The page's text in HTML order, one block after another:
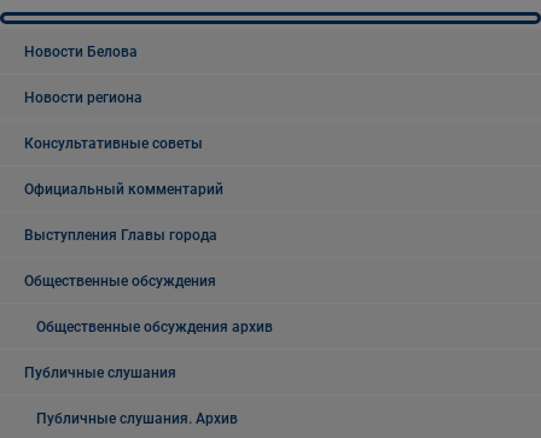
Новости Белова
Новости региона
Консультативные советы
Официальный комментарий
Выступления Главы города
Общественные обсуждения
Общественные обсуждения архив
Публичные слушания
Публичные слушания. Архив